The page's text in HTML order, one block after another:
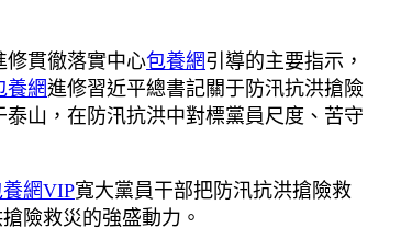
修貫徹落實中心包養網引導的主要指示，
養網進修習近平總書記關于防汛抗洪搶險
山，在防汛抗洪中對標黨員尺度、苦守
網VIP寬大黨員干部把防汛抗洪搶險救
險救災的強盛動力。